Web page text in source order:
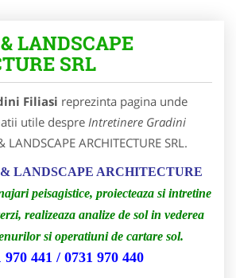
LANDSCAPE
SRL
Filiasi reprezinta pagina unde
utile despre Intretinere Gradini
LANDSCAPE ARCHITECTURE SRL.
LANDSCAPE ARCHITECTURE
peisagistice, proiecteaza si intretine
realizeaza analize de sol in vederea
si operatiuni de cartare sol.
970 441 / 0731 970 440